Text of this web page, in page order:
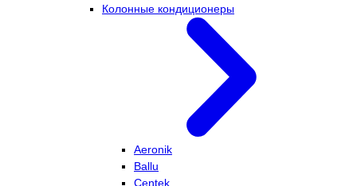
Колонные кондиционеры
Aeronik
Ballu
Centek